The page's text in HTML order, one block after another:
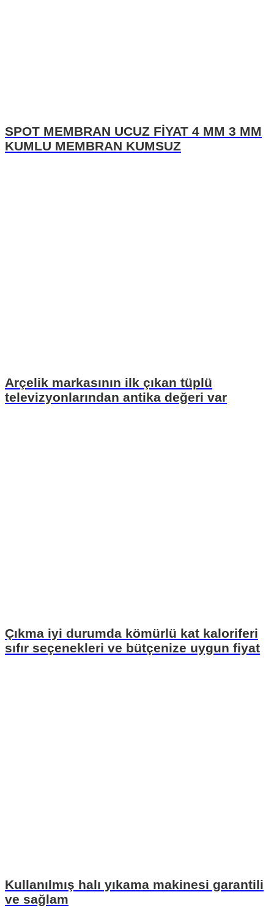
SPOT MEMBRAN UCUZ FİYAT 4 MM 3 MM
KUMLU MEMBRAN KUMSUZ
Arçelik markasının ilk çıkan tüplü
televizyonlarından antika değeri var
Çıkma iyi durumda kömürlü kat kaloriferi
sıfır seçenekleri ve bütçenize uygun fiyat
Kullanılmış halı yıkama makinesi garantili
ve sağlam